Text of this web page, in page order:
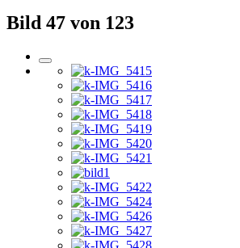
Bild 47 von 123